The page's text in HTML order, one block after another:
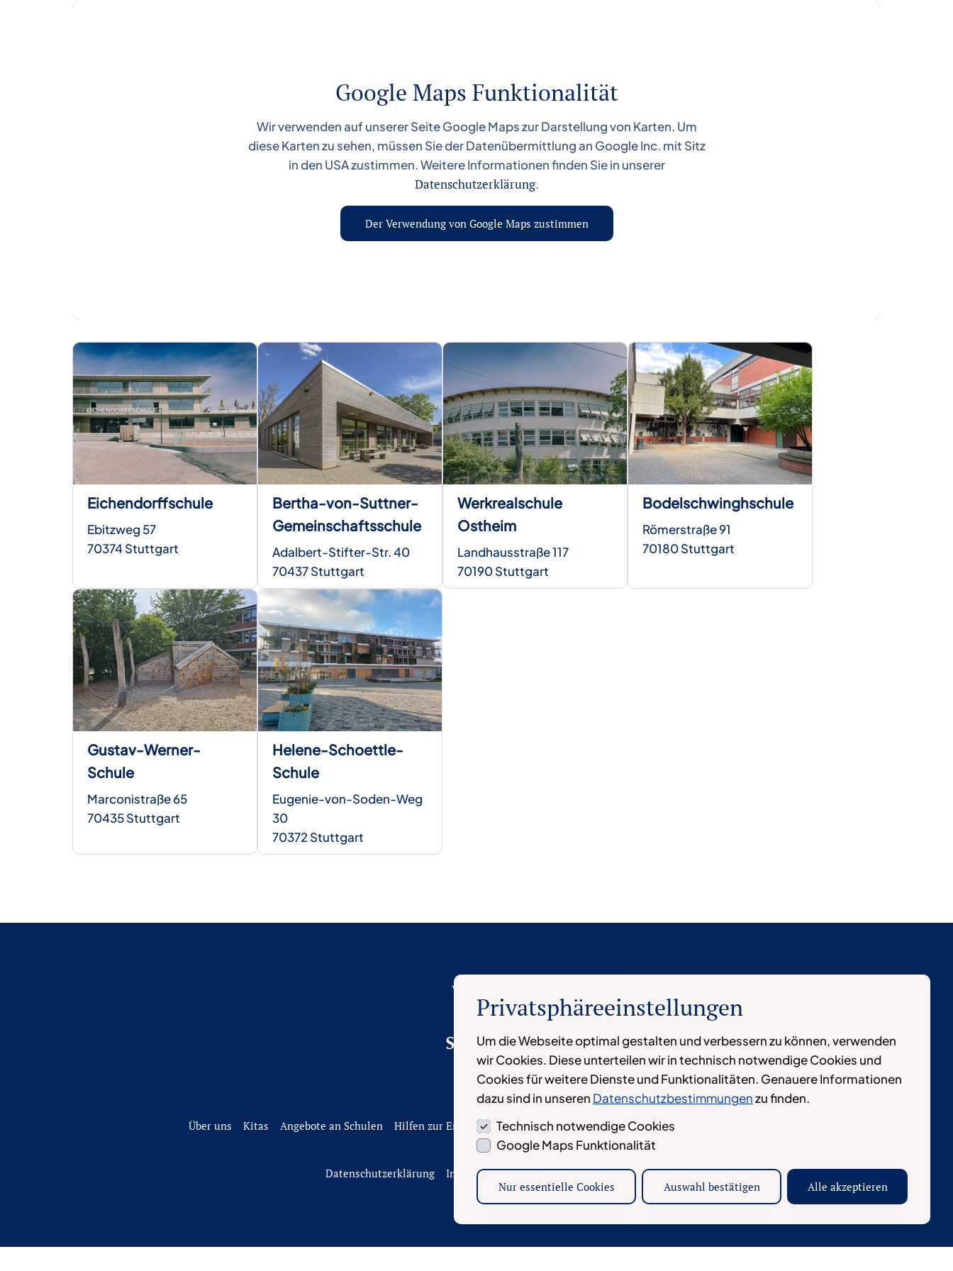
Google Maps Funktionalität
Wir verwenden auf unserer Seite Google Maps zur Darstellung von Karten. Um
diese Karten zu sehen, müssen Sie der Datenübermittlung an Google Inc. mit Sitz
in den USA zustimmen. Weitere Informationen finden Sie in unserer
Datenschutzerklärung.
Der Verwendung von Google Maps zustimmen
Eichendorffschule
Ebitzweg 57
70374 Stuttgart
Bertha-von-Suttner-
Gemeinschaftsschule
Adalbert-Stifter-Str. 40
70437 Stuttgart
Werkrealschule
Ostheim
Landhausstraße 117
70190 Stuttgart
Bodelschwinghschule
Römerstraße 91
70180 Stuttgart
Gustav-Werner-
Schule
Marconistraße 65
70435 Stuttgart
Helene-Schoettle-
Schule
Eugenie-von-Soden-Weg
30
70372 Stuttgart
Über uns Kitas Angebote an Schulen Hilfen zur Erziehung Arbeiten bei St. Josef Einblicke
Datenschutzerklärung Impressum © 2022 St. Josef gGmbH
Privatsphäreeinstellungen
Um die Webseite optimal gestalten und verbessern zu können, verwenden
wir Cookies. Diese unterteilen wir in technisch notwendige Cookies und
Cookies für weitere Dienste und Funktionalitäten. Genauere Informationen
dazu sind in unseren Datenschutzbestimmungenzu finden.
Technisch notwendige Cookies
Google Maps Funktionalität
Nur essentielle Cookies Auswahl bestätigen Alle akzeptieren